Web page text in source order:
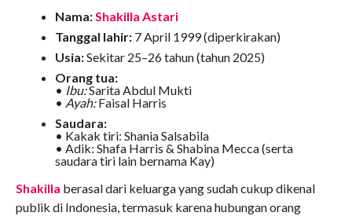
Nama: Shakilla Astari
Tanggal lahir:7 April 1999 (diperkirakan)
Usia:Sekitar 25–26 tahun (tahun 2025)
Orang tua:
• Ibu:Sarita Abdul Mukti
• Ayah:Faisal Harris
Saudara:
• Kakak tiri: Shania Salsabila
• Adik: Shafa Harris & Shabina Mecca (serta
saudara tiri lain bernama Kay)
Shakilla berasal dari keluarga yang sudah cukup dikenal
publik di Indonesia, termasuk karena hubungan orang